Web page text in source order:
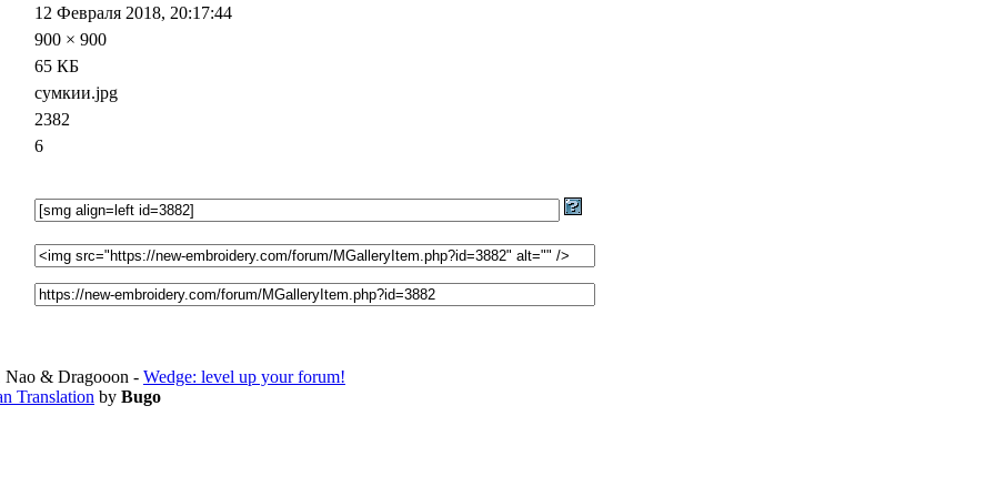
12 Февраля 2018, 20:17:44
900 × 900
65 КБ
сумкии.jpg
2382
6
& Dragooon - Wedge: level up your forum!
Translation by Bugo